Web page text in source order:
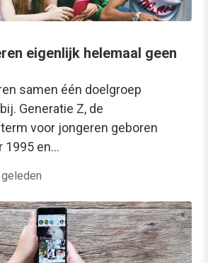
eigenlijk helemaal geen
samen één doelgroep
Generatie Z, de
voor jongeren geboren
1995 en…